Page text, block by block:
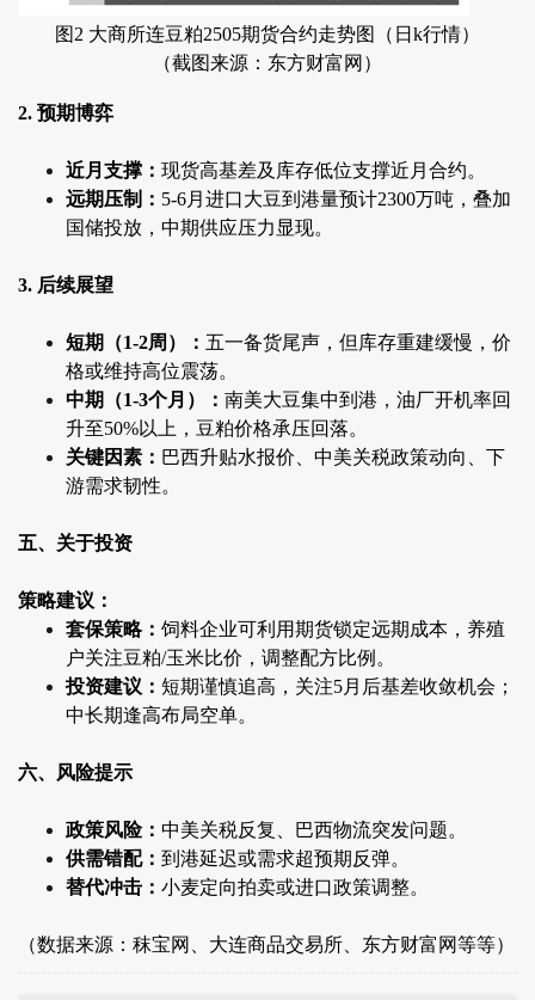
图2 大商所连豆粕2505期货合约走势图（日k行情）
（截图来源：东方财富网）
2. 预期博弈
近月支撑： 现货高基差及库存低位支撑近月合约。
远期压制： 5-6月进口大豆到港量预计2300万吨，叠加
国储投放，中期供应压力显现。
3. 后续展望
短期（1-2周）： 五一备货尾声，但库存重建缓慢，价
格或维持高位震荡。
中期（1-3个月）： 南美大豆集中到港，油厂开机率回
升至50%以上，豆粕价格承压回落。
关键因素： 巴西升贴水报价、中美关税政策动向、下
游需求韧性。
五、关于投资
策略建议：
套保策略： 饲料企业可利用期货锁定远期成本，养殖
户关注豆粕/玉米比价，调整配方比例。
投资建议： 短期谨慎追高，关注5月后基差收敛机会；
中长期逢高布局空单。
六、风险提示
政策风险： 中美关税反复、巴西物流突发问题。
供需错配： 到港延迟或需求超预期反弹。
替代冲击： 小麦定向拍卖或进口政策调整。
（数据来源：秣宝网、大连商品交易所、东方财富网等等）